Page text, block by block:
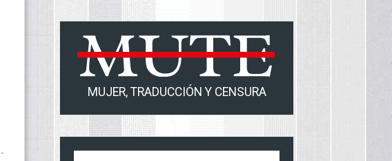
MUJER, TRADUCCIÓN Y CENSURA